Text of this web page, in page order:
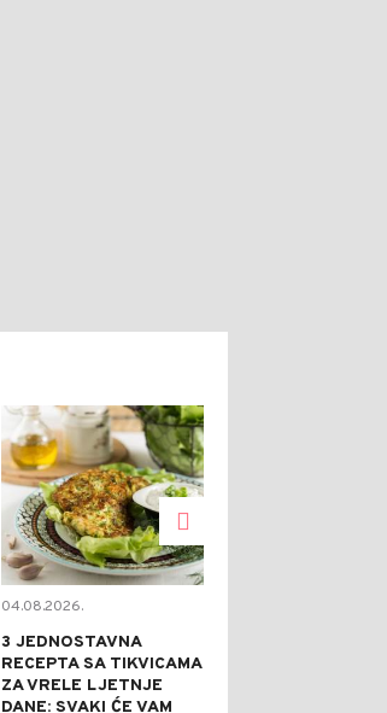
04.08.2026.
3 JEDNOSTAVNA
RECEPTA SA TIKVICAMA
ZA VRELE LJETNJE
DANE: SVAKI ĆE VAM